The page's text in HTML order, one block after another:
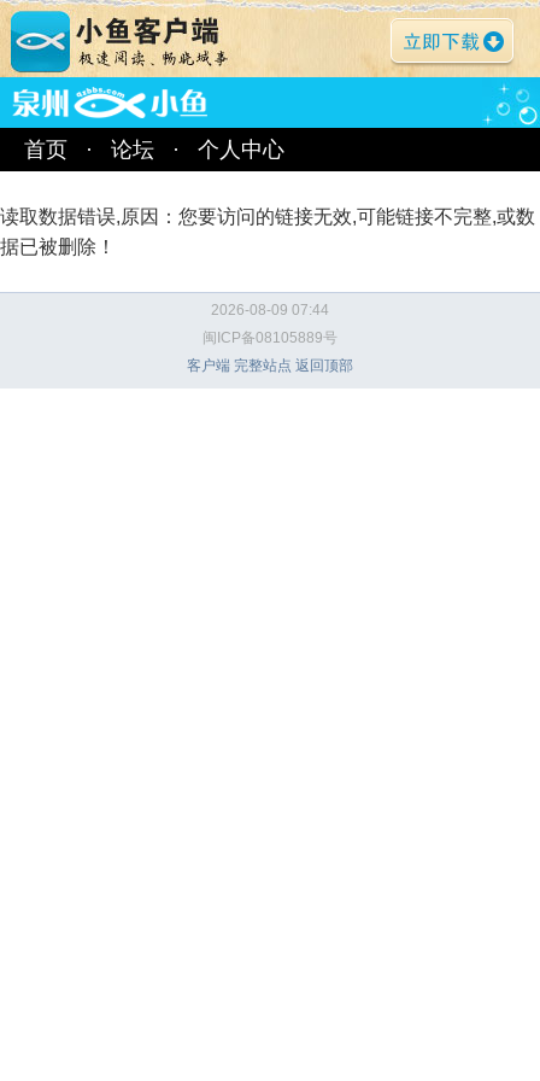
首页 · 论坛 · 个人中心
读取数据错误,原因：您要访问的链接无效,可能链接不完整,或数
据已被删除！
2026-08-09 07:44
闽ICP备08105889号
客户端 完整站点 返回顶部